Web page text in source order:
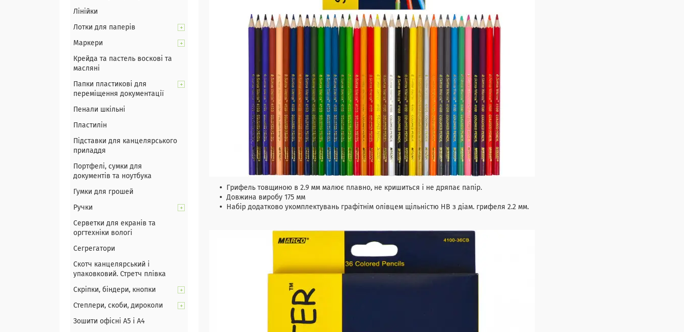
Грифель товщиною в 2.9 мм малює плавно, не кришиться і не дряпає папір.
Довжина виробу 175 мм
Набір додатково укомплектувань графітнім олівцем щільністю HB з діам. грифеля 2.2 мм.
Лінійки
Лотки для паперів
Маркери
Крейда та пастель воскові та
масляні
Папки пластикові для
переміщення документації
Пенали шкільні
Пластилін
Підставки для канцелярського
приладдя
Портфелі, сумки для
документів та ноутбука
Гумки для грошей
Ручки
Серветки для екранів та
оргтехніки вологі
Сегрегатори
Скотч канцелярський і
упаковковий. Стретч плівка
Скріпки, біндери, кнопки
Степлери, скоби, дироколи
Зошити офісні А5 і А4